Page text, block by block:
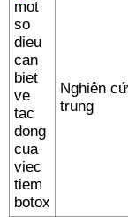
Nghiên
trung